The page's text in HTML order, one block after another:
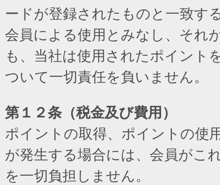
ードが登録されたものと一致す
会員による使用とみなし、それ
も、当社は使用されたポイント
ついて一切責任を負いません。
第１２条（税金及び費用）
ポイントの取得、ポイントの使
が発生する場合には、会員がこ
を一切負担しません。